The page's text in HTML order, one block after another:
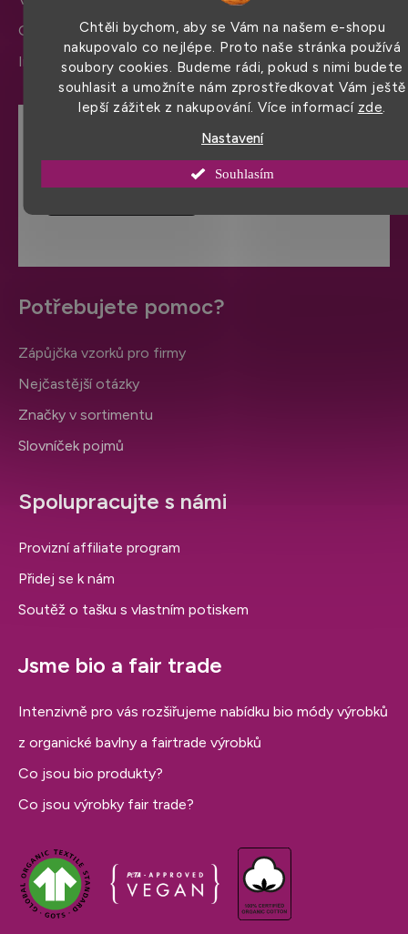
Chtěli bychom, aby se Vám na našem e-shopu
nakupovalo co nejlépe. Proto naše stránka používá
soubory cookies. Budeme rádi, pokud s nimi budete
souhlasit a umožníte nám zprostředkovat Vám ještě
lepší zážitek z nakupování. Více informací zde.
Nastavení
Souhlasím
Hodnocení obchodu
Ochrana osobních údajů
Informace a nastavení cookies
Potřebujete pomoc?
Zápůjčka vzorků pro firmy
Nejčastější otázky
Značky v sortimentu
Slovníček pojmů
Spolupracujte s námi
Provizní affiliate program
Přidej se k nám
Soutěž o tašku s vlastním potiskem
Jsme bio a fair trade
Intenzivně pro vás rozšiřujeme nabídku bio módy výrobků
z organické bavlny a fairtrade výrobků
Co jsou bio produkty?
Co jsou výrobky fair trade?